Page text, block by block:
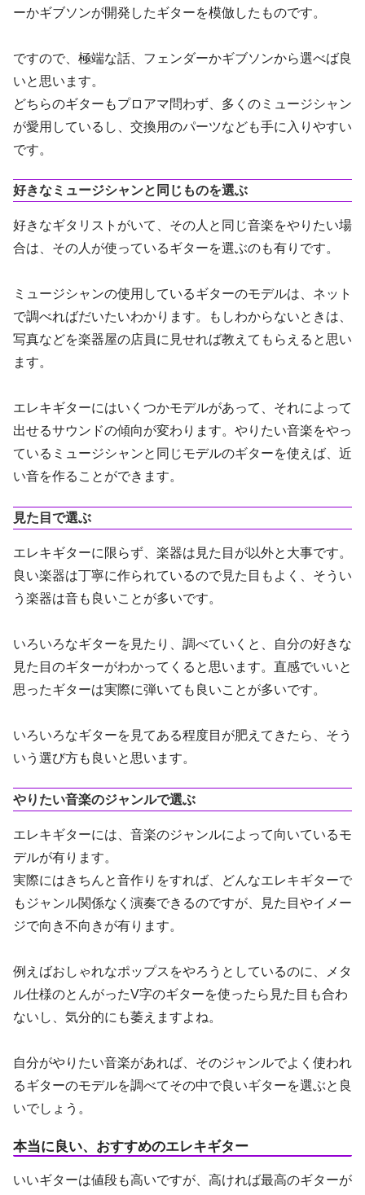
ーかギブソンが開発したギターを模倣したものです。
ですので、極端な話、フェンダーかギブソンから選べば良
いと思います。
どちらのギターもプロアマ問わず、多くのミュージシャン
が愛用しているし、交換用のパーツなども手に入りやすい
です。
好きなミュージシャンと同じものを選ぶ
好きなギタリストがいて、その人と同じ音楽をやりたい場
合は、その人が使っているギターを選ぶのも有りです。
ミュージシャンの使用しているギターのモデルは、ネット
で調べればだいたいわかります。もしわからないときは、
写真などを楽器屋の店員に見せれば教えてもらえると思い
ます。
エレキギターにはいくつかモデルがあって、それによって
出せるサウンドの傾向が変わります。やりたい音楽をやっ
ているミュージシャンと同じモデルのギターを使えば、近
い音を作ることができます。
見た目で選ぶ
エレキギターに限らず、楽器は見た目が以外と大事です。
良い楽器は丁寧に作られているので見た目もよく、そうい
う楽器は音も良いことが多いです。
いろいろなギターを見たり、調べていくと、自分の好きな
見た目のギターがわかってくると思います。直感でいいと
思ったギターは実際に弾いても良いことが多いです。
いろいろなギターを見てある程度目が肥えてきたら、そう
いう選び方も良いと思います。
やりたい音楽のジャンルで選ぶ
エレキギターには、音楽のジャンルによって向いているモ
デルが有ります。
実際にはきちんと音作りをすれば、どんなエレキギターで
もジャンル関係なく演奏できるのですが、見た目やイメー
ジで向き不向きが有ります。
例えばおしゃれなポップスをやろうとしているのに、メタ
ル仕様のとんがったV字のギターを使ったら見た目も合わ
ないし、気分的にも萎えますよね。
自分がやりたい音楽があれば、そのジャンルでよく使われ
るギターのモデルを調べてその中で良いギターを選ぶと良
いでしょう。
本当に良い、おすすめのエレキギター
いいギターは値段も高いですが、高ければ最高のギターが